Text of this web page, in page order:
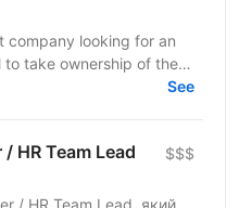
company looking for an
to take ownership of the
See
HR Team Lead $$$
/ HR Team Lead, який